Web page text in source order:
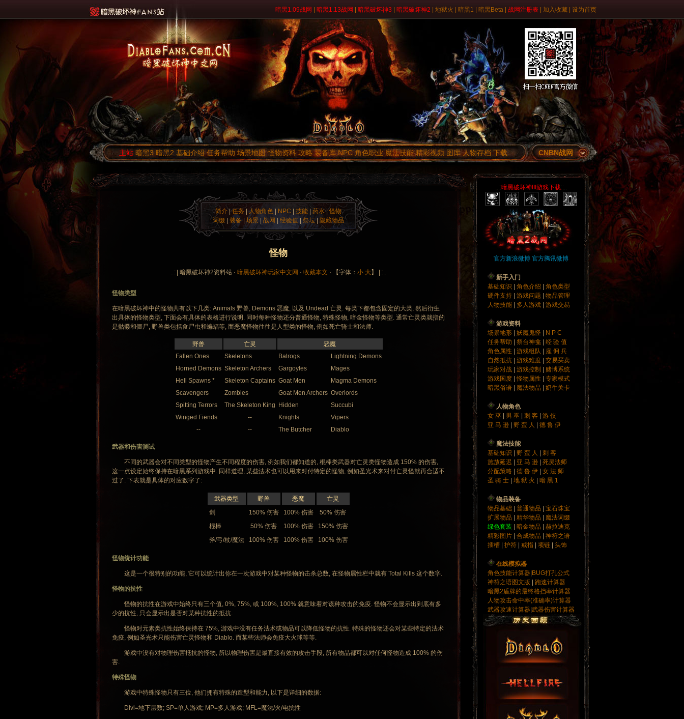
暗黑1.09战网 暗黑1.13战网 暗黑破坏神3 暗黑破坏神2 地狱火 暗黑1 暗黑Beta 战网注册表 加入收藏 设为首页
主站 暗黑3 暗黑2 基础介绍 任务帮助 场景地图 怪物资料 攻略 装备库 NPC 角色职业 魔法技能 精彩视频 图库 人物存档 下载 CNBN战网
简介|任务 |人物角色 NPC 技能 药水|怪物
词缀
装备 |场景 战网 经验值 祭坛| 隐藏物品
怪物
..::| 暗黑破坏神2资料站 · 暗黑破坏神玩家中文网 · 收藏本文 · 【字体： 小 大】 |::..
怪物类型
在暗黑破坏神中的怪物共有以下几类: Animals 野兽, Demons 恶魔, 以及 Undead 亡灵. 每类下都包含固定的大类, 然后衍生
出具体的怪物类型, 下面会有具体的表格进行说明. 同时每种怪物还分普通怪物, 特殊怪物, 暗金怪物等类型. 通常亡灵类就指的
是骷髅和僵尸, 野兽类包括食尸虫和蝙蝠等, 而恶魔怪物往往是人型类的怪物, 例如死亡骑士和法师.
野兽 亡灵
恶魔
Fallen Ones
Skeletons Balrogs
Lightning Demons
Horned Demons Skeleton Archers Gargoyles
Mages
Hell Spawns *
Skeleton Captains Goat Men
Magma Demons
Scavengers
Zombies Goat Men Archers Overlords
Spitting Terrors
The Skeleton King Hidden
Succubi
Winged Fiends
-- Knights
Vipers
--
-- The Butcher Diablo
武器和伤害测试
不同的武器会对不同类型的怪物产生不同程度的伤害, 例如我们都知道的, 棍棒类武器对亡灵类怪物造成 150% 的伤害,
这一点设定始终保持在暗黑系列游戏中. 同样道理, 某些法术也可以用来对付特定的怪物, 例如圣光术来对付亡灵怪就再合适不
过了. 下表就是具体的对应数字了:
武器类型 野兽 恶魔
亡灵
剑
150% 伤害 100% 伤害
50% 伤害
棍棒
50% 伤害 100% 伤害
150% 伤害
斧/弓/杖/魔法
100% 伤害 100% 伤害 100% 伤害
怪物统计功能
这是一个很特别的功能, 它可以统计出你在一次游戏中对某种怪物的击杀总数, 在怪物属性栏中就有 Total Kills 这个数字.
怪物的抗性
怪物的抗性在游戏中始终只有三个值, 0%, 75%, 或 100%, 100% 就意味着对该种攻击的免疫. 怪物不会显示出到底有多
少的抗性, 只会显示出是否对某种抗性的抵抗.
怪物对元素类抗性始终保持在 75%, 游戏中没有任务法术或物品可以降低怪物的抗性. 特殊的怪物还会对某些特定的法术
免疫, 例如圣光术只能伤害亡灵怪物和 Diablo. 而某些法师会免疫大火球等等.
游戏中没有对物理伤害抵抗的怪物, 所以物理伤害是最直接有效的攻击手段, 所有物品都可以对任何怪物造成 100% 的伤
害.
特殊怪物
游戏中特殊怪物只有三位, 他们拥有特殊的造型和能力, 以下是详细的数据:
Dlvl=地下层数; SP=单人游戏; MP=多人游戏; MFL=魔法/火/电抗性
..::暗黑破坏神III游戏下载::..
官方新浪微博 官方腾讯微博
新手入门
基础知识
角色介绍
角色类型
硬件支持
游戏问题
物品管理
人物技能
多人游戏 游戏交易
游戏资料
场景地形
妖魔鬼怪
N P C
任务帮助
祭台神龛
经 验 值
角色属性
游戏组队
雇 佣 兵
自然抵抗
游戏难度
交易买卖
玩家对战
游戏控制
赌博系统
游戏国度 |怪物属性
专家模式
暗黑俗语
魔法物品 奶牛关卡
人物角色
女 巫
男 巫 刺 客
游 侠
亚 马 逊
野 蛮 人 德 鲁 伊
魔法技能
基础知识
野 蛮 人
刺 客
施放延迟
亚 马 逊
死灵法师
分配策略
德 鲁 伊
女 法 师
圣 骑 士
地 狱 火 暗 黑 1
物品装备
物品基础
普通物品 宝石珠宝
扩展物品
精华物品
魔法词缀
绿色套装
暗金物品
赫拉迪克
精彩图片
合成物品
神符之语
插槽
护符 戒指 项链 头饰
在线模拟器
角色技能计算器 BUG打孔公式
神符之语图文版
跑速计算器
暗黑2盾牌的最终格挡率计算器
人物攻击命中率(准确率)计算器
武器攻速计算器 武器伤害计算器